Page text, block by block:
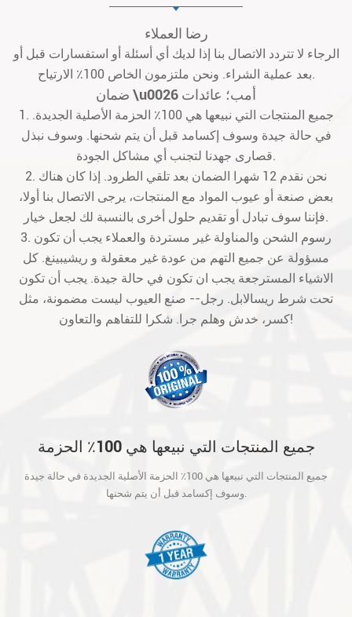
رضا العملاء
الرجاء لا تتردد الاتصال بنا إذا لديك أي أسئلة أو استفسارات قبل أو
بعد عملية الشراء. ونحن ملتزمون الخاص 100٪ الارتياح.
ضمان \u0026 أمب؛ عائدات
1. جميع المنتجات التي نبيعها هي 100٪ الحزمة الأصلية الجديدة.
في حالة جيدة وسوف إكسامد قبل أن يتم شحنها. وسوف نبذل
قصارى جهدنا لتجنب أي مشاكل الجودة.
2. نحن نقدم 12 شهرا الضمان بعد تلقي الطرود. إذا كان هناك
بعض صنعة أو عيوب المواد مع المنتجات، يرجى الاتصال بنا أولا،
فإننا سوف تبادل أو تقديم حلول أخرى بالنسبة لك لجعل خيار.
3. رسوم الشحن والمناولة غير مستردة والعملاء يجب أن تكون
مسؤولة عن جميع التهم من عودة غير معقولة و ريشيبينغ. كل
الاشياء المسترجعة يجب ان تكون في حالة جيدة. يجب أن تكون
تحت شرط ريسالابل. رجل-- صنع العيوب ليست مضمونة، مثل
كسر، خدش وهلم جرا. شكرا للتفاهم والتعاون!
جميع المنتجات التي نبيعها هي 100٪ الحزمة
الأصلية الجديدة في حالة جيدة وسوف إكسامد
قبل أن يتم شحنها.
جميع المنتجات التي نبيعها هي 100٪ الحزمة الأصلية الجديدة في حالة جيدة
وسوف إكسامد قبل أن يتم شحنها.